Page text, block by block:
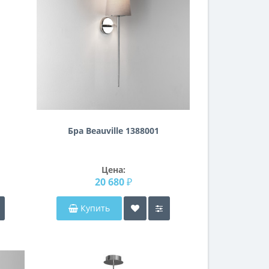
Бра Beauville 1388001
Цена:
20 680 ₽
Купить